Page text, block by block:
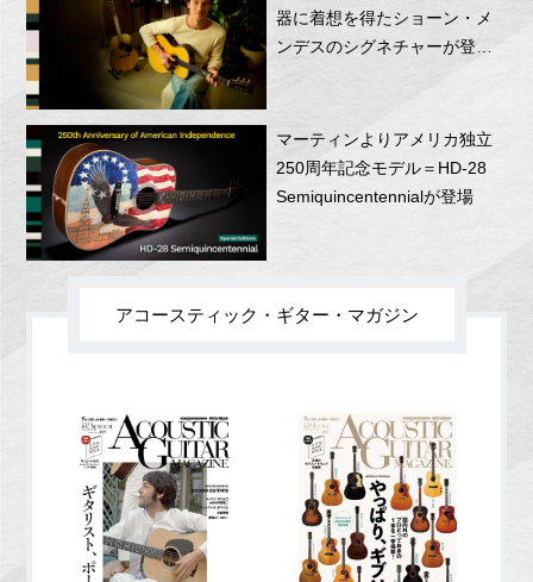
器に着想を得たショーン・メ
ンデスのシグネチャーが登
マーティンよりアメリカ独立
250周年記念モデル＝HD-28
Semiquincentennialが登場
アコースティック・ギター・マガジン